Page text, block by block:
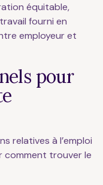
équitable,
fourni en
employeur et
pour
relatives à l’emploi
comment trouver le